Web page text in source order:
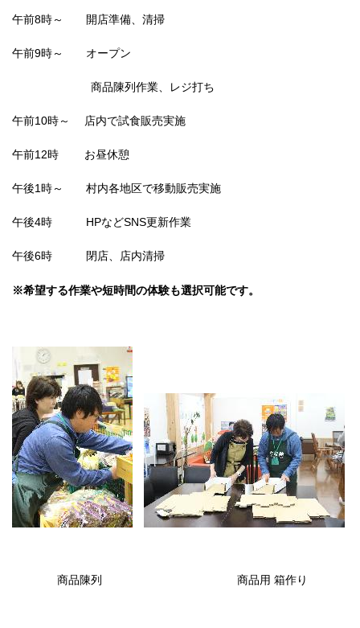
午前8時～ 開店準備、清掃
午前9時～ オープン
商品陳列作業、 レジ打ち
午前10時～ 店内で試食販売実施
午前12時 お昼休憩
午後1時～ 村内各地区で移動販売実施
午後4時 HPなどSNS更新作業
午後6時 閉店、店内清掃
※希望する作業や短時間の体験も選択可能です。
商品陳列 商品用 箱作り